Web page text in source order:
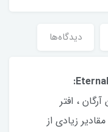
دیدگاه‌ها
، افتر
زیادی از